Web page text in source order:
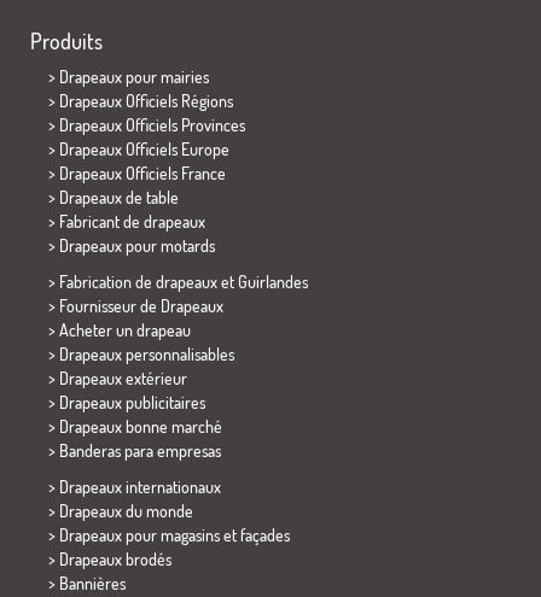
Produits
> Drapeaux pour mairies
> Drapeaux Officiels Régions
> Drapeaux Officiels Provinces
> Drapeaux Officiels Europe
> Drapeaux Officiels France
> Drapeaux de table
> Fabricant de drapeaux
> Drapeaux pour motards
> Fabrication de drapeaux et Guirlandes
> Fournisseur de Drapeaux
> Acheter un drapeau
> Drapeaux personnalisables
> Drapeaux extérieur
> Drapeaux publicitaires
> Drapeaux bonne marché
> Banderas para empresas
> Drapeaux internationaux
> Drapeaux du monde
> Drapeaux pour magasins et façades
> Drapeaux brodés
> Bannières